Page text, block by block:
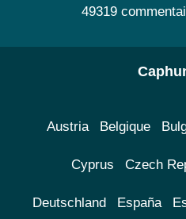
49319
Austria Belgique
Cyprus Czech
Deutschland España